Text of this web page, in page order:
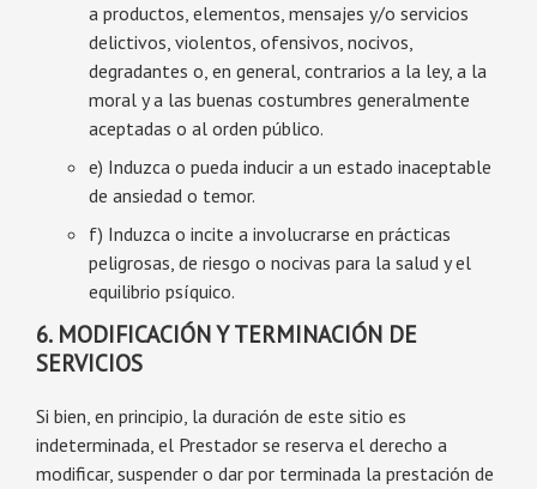
a productos, elementos, mensajes y/o servicios
delictivos, violentos, ofensivos, nocivos,
degradantes o, en general, contrarios a la ley, a la
moral y a las buenas costumbres generalmente
aceptadas o al orden público.
e) Induzca o pueda inducir a un estado inaceptable
de ansiedad o temor.
f) Induzca o incite a involucrarse en prácticas
peligrosas, de riesgo o nocivas para la salud y el
equilibrio psíquico.
6. MODIFICACIÓN Y TERMINACIÓN DE
SERVICIOS
Si bien, en principio, la duración de este sitio es
indeterminada, el Prestador se reserva el derecho a
modificar, suspender o dar por terminada la prestación de